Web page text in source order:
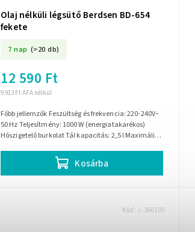
Olaj nélküli légsütő Berdsen BD-654
fekete
7 nap (>20 db)
9 913 Ft ÁFA nélkül
12 590 Ft
Kosárba
Főbb jellemzők Feszültség és frekvencia: 220-240V~
50 Hz Teljesítmény: 1000 W (energiatakarékos)
Hőszigetelő burkolat Tál kapacitás: 2,5 l Maximális
Kód:J-366100